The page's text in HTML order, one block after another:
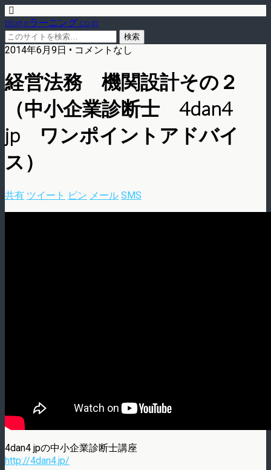
blog.eラーニング.co.jp
2014年6月9日 • コメントなし
経営法務 機関設計その２
（中小企業診断士 4dan4
jp ワンポイントアドバイ
ス）
共有 ツイート ピン メール SMS
4dan4 jpの中小企業診断士講座
http://4dan4.jp/